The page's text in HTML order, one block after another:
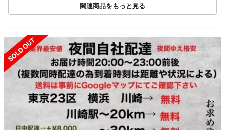
関連商品をもっと見る
SOLD OUT